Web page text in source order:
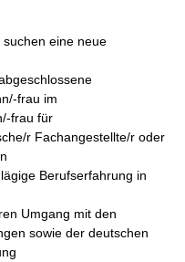
eine neue
frau im
frau für
r Fachangestellte/r oder
Berufserfahrung in
Umgang mit den
sowie der deutschen